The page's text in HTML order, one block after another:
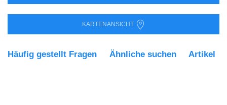
KARTENANSICHT
Häufig gestellt Fragen Ähnliche suchen Artikel